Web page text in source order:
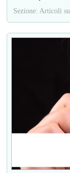
Sezione: Articoli